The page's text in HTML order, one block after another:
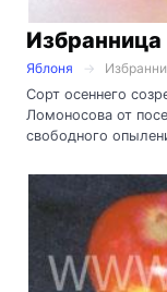
Избранница
Яблоня
Сорт осеннего
Ломоносова от
свободного